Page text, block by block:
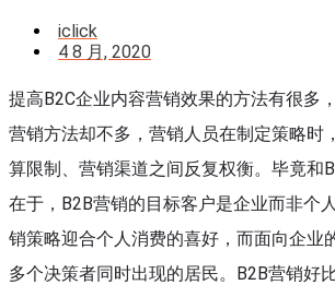
iclick
4 8 月, 2020
提高B2C企业内容营销效果的方法有很多
营销方法却不多，营销人员在制定策略时
算限制、营销渠道之间反复权衡。毕竟和
在于，B2B营销的目标客户是企业而非个
销策略迎合个人消费的喜好，而面向企业
多个决策者同时出现的居民。B2B营销好